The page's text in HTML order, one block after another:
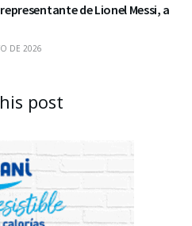
de Lionel Messi, a
DE 2026
post